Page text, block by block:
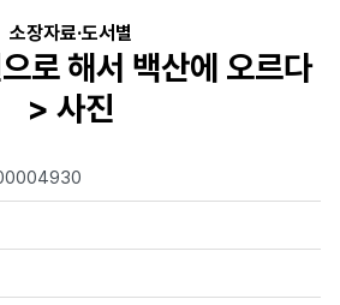
소장자료·도서별
로 해서 백산에 오르다
> 사진